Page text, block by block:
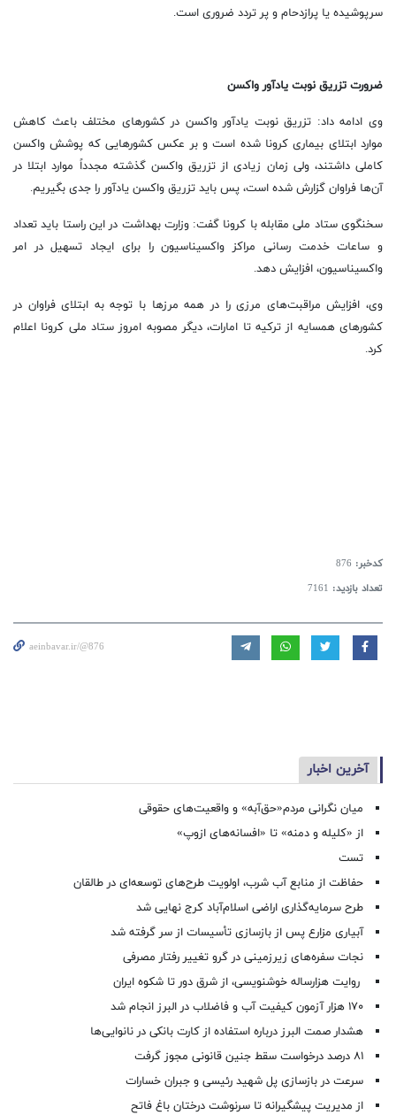
سرپوشیده یا پرازدحام و پر تردد ضروری است.
ضرورت تزریق نوبت یادآور واکسن
وی ادامه داد: تزریق نوبت یادآور واکسن در کشور‌های مختلف باعث کاهش
موارد ابتلای بیماری کرونا شده است و بر عکس کشور‌هایی که پوشش واکسن
کاملی داشتند، ولی زمان زیادی از تزریق واکسن گذشته مجدداً موارد ابتلا در
آن‌ها فراوان گزارش شده است، پس باید تزریق واکسن یادآور را جدی بگیریم.
سخنگوی ستاد ملی مقابله با کرونا گفت: وزارت بهداشت در این راستا باید تعداد
و ساعات خدمت رسانی مراکز واکسیناسیون را برای ایجاد تسهیل در امر
واکسیناسیون، افزایش دهد.
وی، افزایش مراقبت‌های مرزی را در همه مرز‌ها با توجه به ابتلای فراوان در
کشور‌های همسایه از ترکیه تا امارات، دیگر مصوبه امروز ستاد ملی کرونا اعلام
کرد.
کدخبر: 876
تعداد بازدید: 7161
aeinbavar.ir/@876
آخرین اخبار
میان نگرانی مردم«حق‌آبه» و واقعیت‌های حقوقی
از «کلیله و دمنه» تا «افسانه‌های ازوپ»
تست
حفاظت از منابع آب شرب، اولویت طرح‌های توسعه‌ای در طالقان
طرح سرمایه‌گذاری اراضی اسلام‌آباد کرج نهایی شد
آبیاری مزارع پس از بازسازی تأسیسات از سر گرفته شد
نجات سفره‌های زیرزمینی در گرو تغییر رفتار مصرفی
روایت هزارساله خوشنویسی، از شرق دور تا شکوه ایران
۱۷۰ هزار آزمون کیفیت آب و فاضلاب در البرز انجام شد
هشدار صمت البرز درباره استفاده از کارت بانکی در نانوایی‌ها
۸۱ درصد درخواست‌ سقط جنین قانونی مجوز گرفت
سرعت در بازسازی پل شهید رئیسی و جبران خسارات
از مدیریت پیشگیرانه تا سرنوشت درختان باغ فاتح